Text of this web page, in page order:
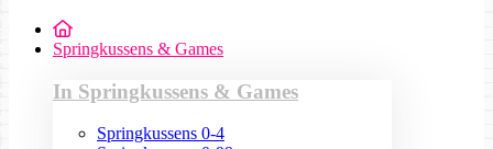
Springkussens & Games
In Springkussens & Games
Springkussens 0-4